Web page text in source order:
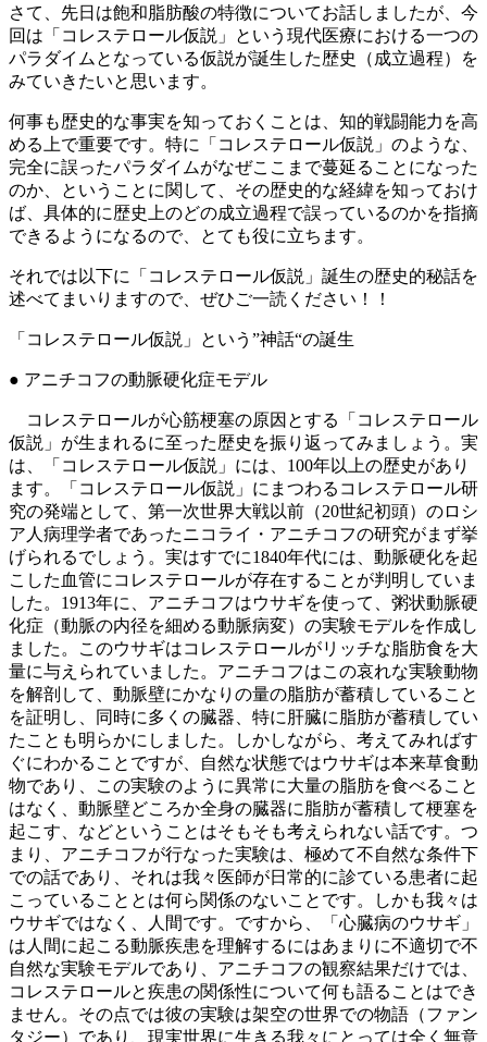
さて、先日は飽和脂肪酸の特徴についてお話しましたが、今
回は「コレステロール仮説」という現代医療における一つの
パラダイムとなっている仮説が誕生した歴史（成立過程）を
みていきたいと思います。
何事も歴史的な事実を知っておくことは、知的戦闘能力を高
める上で重要です。特に「コレステロール仮説」のような、
完全に誤ったパラダイムがなぜここまで蔓延ることになった
のか、ということに関して、その歴史的な経緯を知っておけ
ば、具体的に歴史上のどの成立過程で誤っているのかを指摘
できるようになるので、とても役に立ちます。
それでは以下に「コレステロール仮説」誕生の歴史的秘話を
述べてまいりますので、ぜひご一読ください！！
「コレステロール仮説」という”神話“の誕生
● アニチコフの動脈硬化症モデル
コレステロールが心筋梗塞の原因とする「コレステロール
仮説」が生まれるに至った歴史を振り返ってみましょう。実
は、「コレステロール仮説」には、100年以上の歴史があり
ます。「コレステロール仮説」にまつわるコレステロール研
究の発端として、第一次世界大戦以前（20世紀初頭）のロシ
ア人病理学者であったニコライ・アニチコフの研究がまず挙
げられるでしょう。実はすでに1840年代には、動脈硬化を起
こした血管にコレステロールが存在することが判明していま
した。1913年に、アニチコフはウサギを使って、粥状動脈硬
化症（動脈の内径を細める動脈病変）の実験モデルを作成し
ました。このウサギはコレステロールがリッチな脂肪食を大
量に与えられていました。アニチコフはこの哀れな実験動物
を解剖して、動脈壁にかなりの量の脂肪が蓄積していること
を証明し、同時に多くの臓器、特に肝臓に脂肪が蓄積してい
たことも明らかにしました。しかしながら、考えてみればす
ぐにわかることですが、自然な状態ではウサギは本来草食動
物であり、この実験のように異常に大量の脂肪を食べること
はなく、動脈壁どころか全身の臓器に脂肪が蓄積して梗塞を
起こす、などということはそもそも考えられない話です。つ
まり、アニチコフが行なった実験は、極めて不自然な条件下
での話であり、それは我々医師が日常的に診ている患者に起
こっていることとは何ら関係のないことです。しかも我々は
ウサギではなく、人間です。ですから、「心臓病のウサギ」
は人間に起こる動脈疾患を理解するにはあまりに不適切で不
自然な実験モデルであり、アニチコフの観察結果だけでは、
コレステロールと疾患の関係性について何も語ることはでき
ません。その点では彼の実験は架空の世界での物語（ファン
タジー）であり、現実世界に生きる我々にとっては全く無意